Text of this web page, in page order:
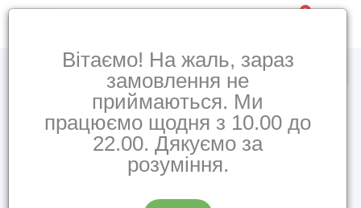
0
Вітаємо! На жаль, зараз
замовлення не
приймаються. Ми
працюємо щодня з 10.00 до
22.00. Дякуємо за
розуміння.